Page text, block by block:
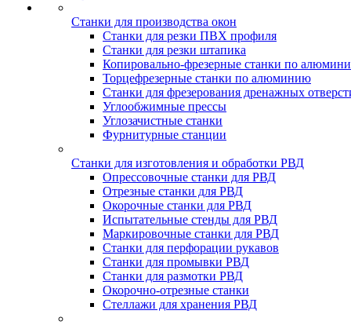
Станки для производства окон
Станки для резки ПВХ профиля
Станки для резки штапика
Копировально-фрезерные станки по
Торцефрезерные станки по алюминию
Станки для фрезерования дренажных
Углообжимные прессы
Углозачистные станки
Фурнитурные станции
Станки для изготовления и обработки РВД
Опрессовочные станки для РВД
Отрезные станки для РВД
Окорочные станки для РВД
Испытательные стенды для РВД
Маркировочные станки для РВД
Станки для перфорации рукавов
Станки для промывки РВД
Станки для размотки РВД
Окорочно-отрезные станки
Стеллажи для хранения РВД